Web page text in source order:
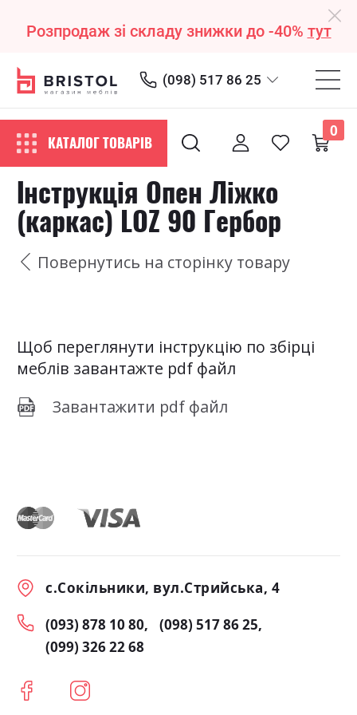
Розпродаж зі складу знижки до -40% тут
(098) 517 86 25
КАТАЛОГ ТОВАРІВ
0
Інструкція Опен Ліжко
(каркас) LOZ 90 Гербор
Повернутись на сторінку товару
Щоб переглянути інструкцію по збірці
меблів завантажте pdf файл
Завантажити pdf файл
с.Сокільники, вул.Стрийська, 4
(093) 878 10 80
(098) 517 86 25
(099) 326 22 68